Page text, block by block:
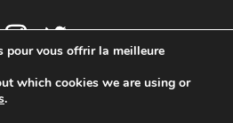
| Loïc Cousin Photographe
00029 | 2020 © TOUTES PHOTOS
pour vous offrir la meilleure
which cookies we are using or
.